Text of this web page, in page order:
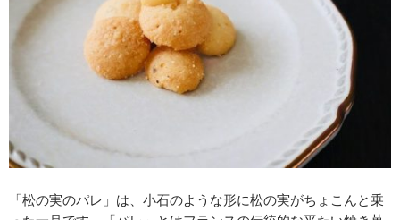
「松の実のパレ」は、小石のような形に松の実がちょこんと乗